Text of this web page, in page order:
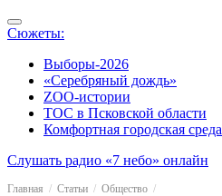
Сюжеты:
Выборы-2026
«Серебряный дождь»
ZOO-истории
ТОС в Псковской области
Комфортная городская среда
Слушать радио «7 небо» онлайн
Главная Статьи
Общество